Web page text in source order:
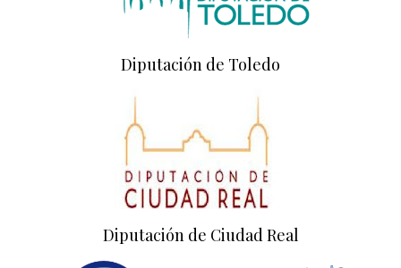
Diputación de Toledo
Diputación de Ciudad Real